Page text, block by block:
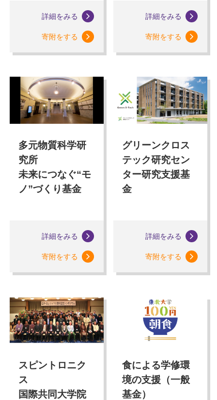
詳細をみる
寄附をする
詳細をみる
寄附をする
多元物質科学研
究所
未来につなぐ“モ
ノ”づくり基金
詳細をみる
寄附をする
グリーンクロス
テック研究セン
ター研究支援基
金
詳細をみる
寄附をする
スピントロニク
ス
国際共同大学院
食による学修環
境の支援（一般
基金）